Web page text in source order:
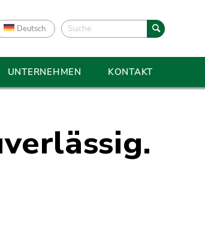
Deutsch
UNTERNEHMEN KONTAKT